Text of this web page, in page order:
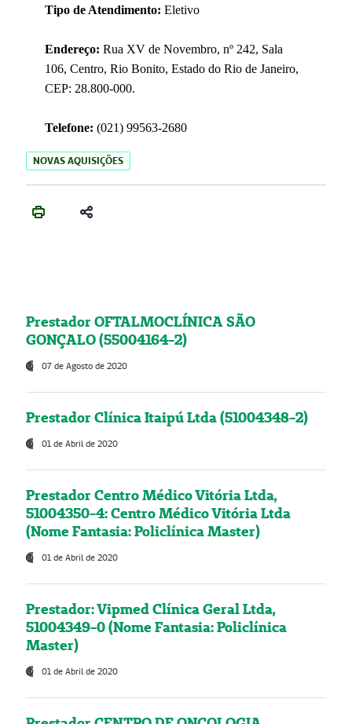
Tipo de Atendimento: Eletivo
Endereço: Rua XV de Novembro, nº 242, Sala
106, Centro, Rio Bonito, Estado do Rio de Janeiro,
CEP: 28.800-000.
Telefone: (021) 99563-2680
NOVAS AQUISIÇÕES
Prestador OFTALMOCLÍNICA SÃO
GONÇALO (55004164-2)
07 de Agosto de 2020
Prestador Clínica Itaipú Ltda (51004348-2)
01 de Abril de 2020
Prestador Centro Médico Vitória Ltda,
51004350-4: Centro Médico Vitória Ltda
(Nome Fantasia: Policlínica Master)
01 de Abril de 2020
Prestador: Vipmed Clínica Geral Ltda,
51004349-0 (Nome Fantasia: Policlínica
Master)
01 de Abril de 2020